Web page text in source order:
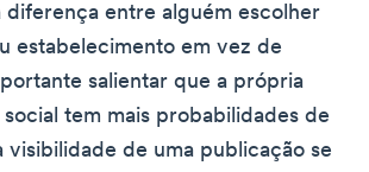
diferença entre alguém escolher
estabelecimento em vez de
salientar que a própria
tem mais probabilidades de
visibilidade de uma publicação se